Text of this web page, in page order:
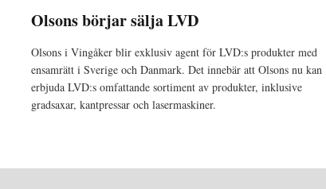
Olsons börjar sälja LVD
Olsons i Vingåker blir exklusiv agent för LVD:s produkter med
ensamrätt i Sverige och Danmark. Det innebär att Olsons nu kan
erbjuda LVD:s omfattande sortiment av produkter, inklusive
gradsaxar, kantpressar och lasermaskiner.